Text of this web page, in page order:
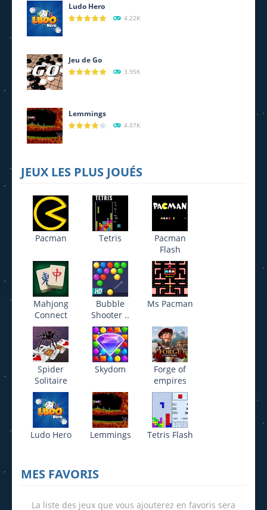
Ludo Hero
4.22K
Jeu de Go
3.95K
Lemmings
4.07K
JEUX LES PLUS JOUÉS
Pacman Tetris
Pacman
Flash
Mahjong
Connect
Bubble
Shooter ..
Ms Pacman
Spider
Solitaire
Skydom
Forge of
empires
Ludo Hero Lemmings Tetris Flash
MES FAVORIS
La liste des jeux que vous ajouterez en favoris sera